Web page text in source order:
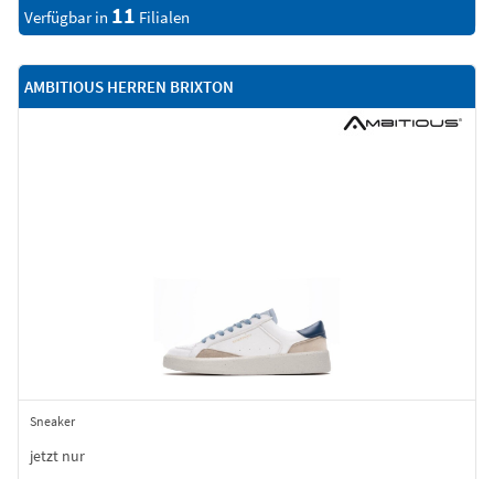
Verfügbar in 11 Filialen
AMBITIOUS HERREN BRIXTON
Sneaker
jetzt nur